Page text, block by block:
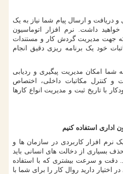
و دریافت و ارسال پیام شما نیاز به یک
خواهید داشت. نرم افزار اتوماسیون
جهت مدیریت گردش کار و مستندات
خود یک برنامه ریزی دقیق انجام
شما امکان مدیریت پیگیری و ردیابی
و کنترل مکاتبات داخلی، اختصاص
با تاریخ ثبت و مدیریت انواع کارها
اداری استفاده کنیم
نرم افزار کاربردی در سازمان ها و
بسیاری از دخالت های انسانی باید
دقت و سرعت بیشتری که با استفاده
اختیار دارید روال کار را برای شما با